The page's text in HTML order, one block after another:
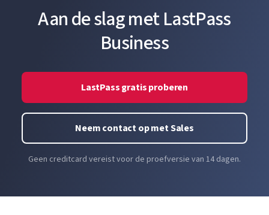
Aan de slag met LastPass
Business
LastPass gratis proberen
Neem contact op met Sales
Geen creditcard vereist voor de proefversie van 14 dagen.